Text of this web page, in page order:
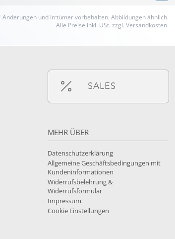
Änderungen und Irrtümer vorbehalten. Abbildungen ähnlich.
Alle Preise inkl. USt. zzgl. Versandkosten.
SALES
MEHR ÜBER
Datenschutzerklärung
Allgemeine Geschäftsbedingungen mit
Kundeninformationen
Widerrufsbelehrung &
Widerrufsformular
Impressum
Cookie Einstellungen